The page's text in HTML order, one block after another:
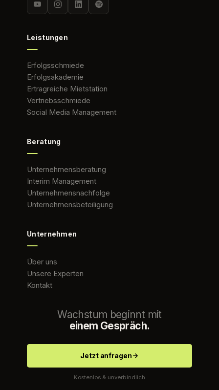
Leistungen
Erfolgsschmiede
Erfolgsakademie
Ertragreiche Mietstation
Vertriebsschmiede
Social Media Management
Beratung
Unternehmensberatung
Interim Management
Unternehmensnachfolge
Unternehmensbeteiligung
Unternehmen
Über uns
Unsere Experten
Kontakt
Wachstum beginnt mit
einem Gespräch.
Jetzt anfragen
Kostenlos & unverbindlich